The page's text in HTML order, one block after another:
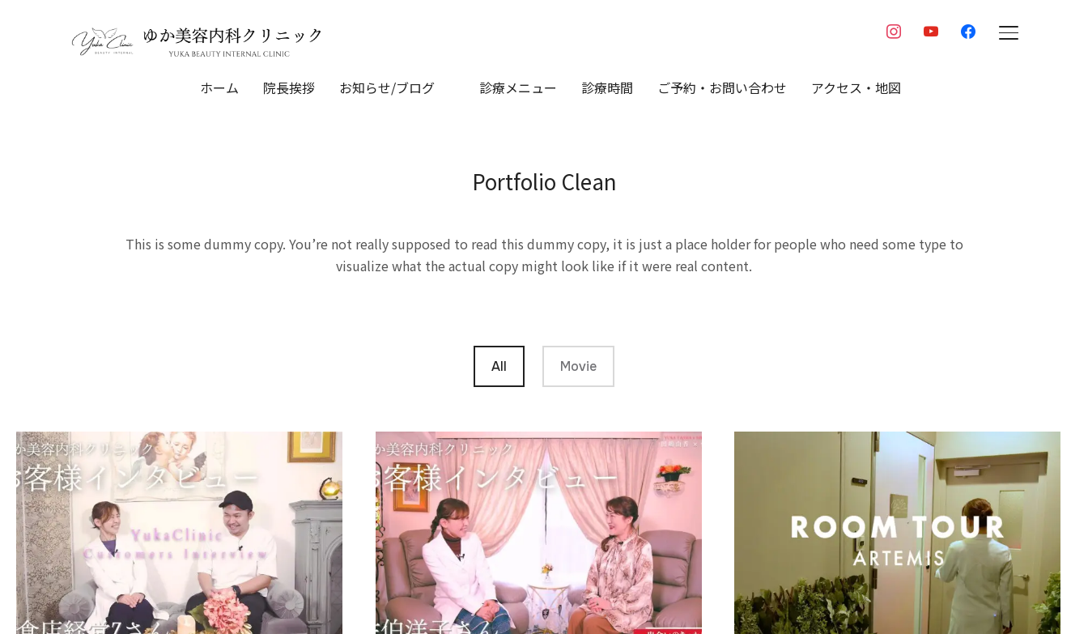
TOGGLE
instagramyoutubefacebook
ホーム 院長挨拶 お知らせ/ブログ 診療メニュー 診療時間 ご予約・お問い合わせ アクセス・地図
Portfolio Clean
This is some dummy copy. You’re not really supposed to read this dummy copy, it is just a place holder for people who need some type to
visualize what the actual copy might look like if it were real content.
All Movie